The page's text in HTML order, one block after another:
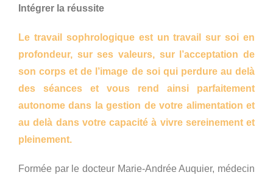
Intégrer la réussite
Le travail sophrologique est un travail sur soi en
profondeur, sur ses valeurs, sur l’acceptation de
son corps et de l’image de soi qui perdure au delà
des séances et vous rend ainsi parfaitement
autonome dans la gestion de votre alimentation et
au delà dans votre capacité à vivre sereinement et
pleinement.
Formée par le docteur Marie-Andrée Auquier, médecin